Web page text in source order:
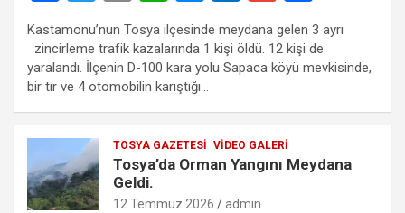
ce
b
o
o
k
wi
tt
er
ail at
s
A
p
p
es
se
n
g
er
ut
lo
o
k.
c
o
m
m
ail
h
ar
e
Kastamonu’nun Tosya ilçesinde meydana gelen 3 ayrı
zincirleme trafik kazalarında 1 kişi öldü. 12 kişi de
yaralandı. İlçenin D-100 kara yolu Sapaca köyü mevkisinde,
bir tır ve 4 otomobilin karıştığı…
TOSYA GAZETESI VIDEO GALERI
Tosya’da Orman Yangını Meydana
Geldi.
12 Temmuz 2026 admin